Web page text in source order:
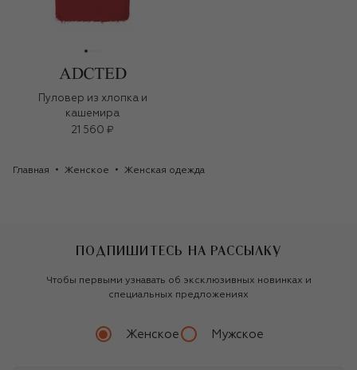
Пуловер из хлопка и
кашемира
21 560 ₽
Главная Женское Женская одежда
ПОДПИШИТЕСЬ НА РАССЫЛКУ
Чтобы первыми узнавать об эксклюзивных новинках и
специальных предложениях
Женское Мужское